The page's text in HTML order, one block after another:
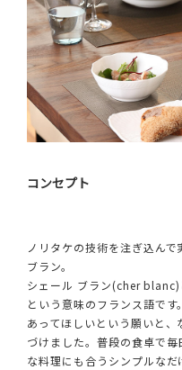
コンセプト
ノリタケの技術を注ぎ込ん
ブラン。
シェール ブラン(cher blanc)
という意味のフランス語で
あってほしいという願いと
づけました。普段の食卓で
な料理にも合うシンプルな